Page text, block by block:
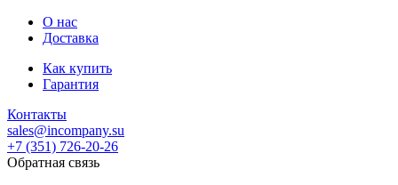
О нас
Доставка
Как купить
Гарантия
Контакты
sales@incompany.su
+7 (351) 726-20-26
Обратная связь